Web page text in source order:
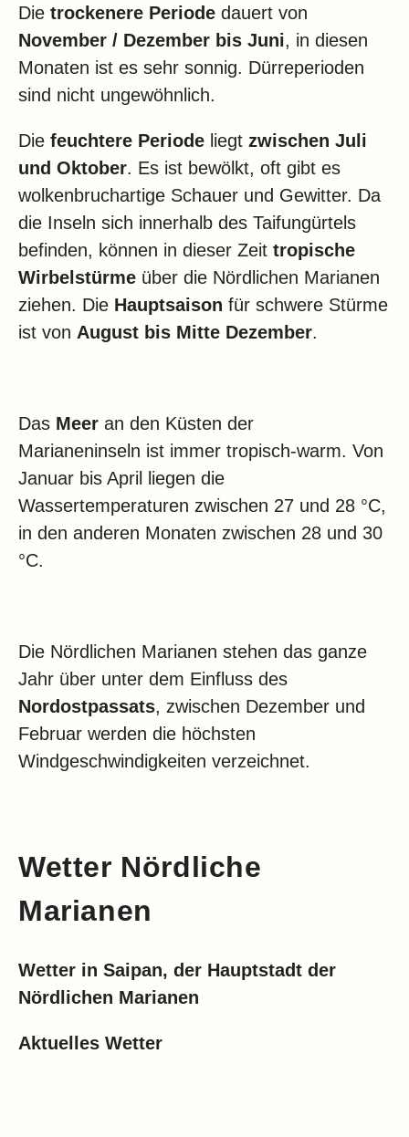
Die trockenere Periode dauert von
November / Dezember bis Juni, in diesen
Monaten ist es sehr sonnig. Dürreperioden
sind nicht ungewöhnlich.
Die feuchtere Periode liegt zwischen Juli
und Oktober. Es ist bewölkt, oft gibt es
wolkenbruchartige Schauer und Gewitter. Da
die Inseln sich innerhalb des Taifungürtels
befinden, können in dieser Zeit tropische
Wirbelstürme über die Nördlichen Marianen
ziehen. Die Hauptsaison für schwere Stürme
ist von August bis Mitte Dezember.
Das Meer an den Küsten der
Marianeninseln ist immer tropisch-warm. Von
Januar bis April liegen die
Wassertemperaturen zwischen 27 und 28 °C,
in den anderen Monaten zwischen 28 und 30
°C.
Die Nördlichen Marianen stehen das ganze
Jahr über unter dem Einfluss des
Nordostpassats, zwischen Dezember und
Februar werden die höchsten
Windgeschwindigkeiten verzeichnet.
Wetter Nördliche
Marianen
Wetter in Saipan, der Hauptstadt der
Nördlichen Marianen
Aktuelles Wetter